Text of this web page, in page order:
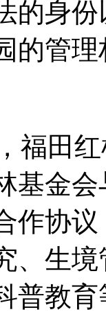
的身
的管理
福田
基金
作协
、生
普教